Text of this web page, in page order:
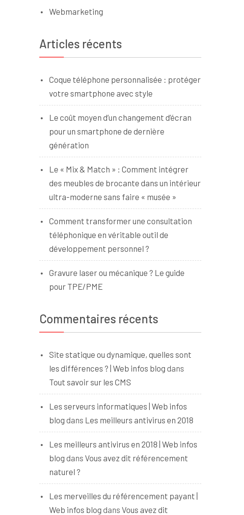
Webmarketing
Articles récents
Coque téléphone personnalisée : protéger
votre smartphone avec style
Le coût moyen d’un changement d’écran
pour un smartphone de dernière
génération
Le « Mix & Match » : Comment intégrer
des meubles de brocante dans un intérieur
ultra-moderne sans faire « musée »
Comment transformer une consultation
téléphonique en véritable outil de
développement personnel ?
Gravure laser ou mécanique ? Le guide
pour TPE/PME
Commentaires récents
Site statique ou dynamique, quelles sont
les différences ? | Web infos blog dans
Tout savoir sur les CMS
Les serveurs informatiques | Web infos
blog dans Les meilleurs antivirus en 2018
Les meilleurs antivirus en 2018 | Web infos
blog dans Vous avez dit référencement
naturel ?
Les merveilles du référencement payant |
Web infos blog dans Vous avez dit